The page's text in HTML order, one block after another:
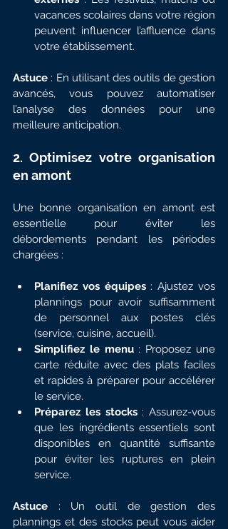
vacances scolaires dans votre région
peuvent influencer l’affluence dans
votre établissement.
Astuce : En utilisant des outils de gestion
avancés, vous pouvez automatiser
l’analyse des données pour une
meilleure anticipation.
2. Optimisez votre organisation
en amont
Une bonne organisation en amont est
essentielle pour éviter les
débordements pendant les périodes
chargées :
Planifiez vos équipes : Ajustez vos
plannings pour avoir suffisamment
de personnel aux postes clés
(service, cuisine, accueil).
Simplifiez le menu : Proposez une
carte réduite avec des plats faciles
et rapides à préparer pour accélérer
le service.
Préparez les stocks : Assurez-vous
que les ingrédients essentiels sont
disponibles en quantité suffisante
pour éviter les ruptures en plein
service.
Astuce : Un outil de gestion des
plannings et des stocks peut vous aider